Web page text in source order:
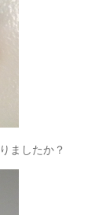
ましたか？